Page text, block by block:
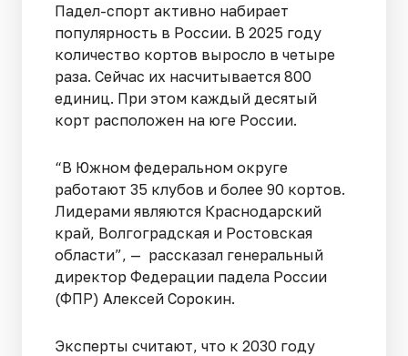
Падел-спорт активно набирает
популярность в России. В 2025 году
количество кортов выросло в четыре
раза. Сейчас их насчитывается 800
единиц. При этом каждый десятый
корт расположен на юге России.
“В Южном федеральном округе
работают 35 клубов и более 90 кортов.
Лидерами являются Краснодарский
край, Волгоградская и Ростовская
области”, — рассказал генеральный
директор Федерации падела России
(ФПР) Алексей Сорокин.
Эксперты считают, что к 2030 году